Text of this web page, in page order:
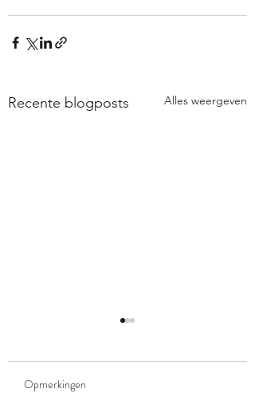
Recente blogposts Alles weergeven
Opmerkingen